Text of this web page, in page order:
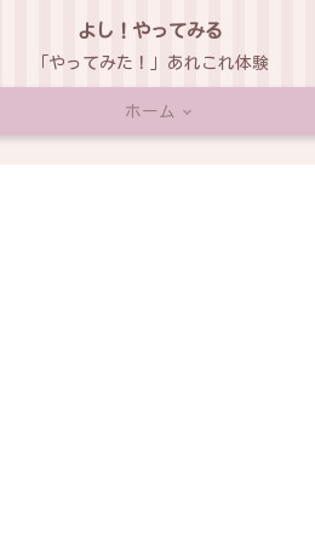
よし！やってみる
「やってみた！」あれこれ体験
ホーム